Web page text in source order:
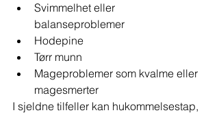
Svimmelhet eller
balanseproblemer
Hodepine
Tørr munn
Mageproblemer som kvalme eller
magesmerter
I sjeldne tilfeller kan hukommelsestap,